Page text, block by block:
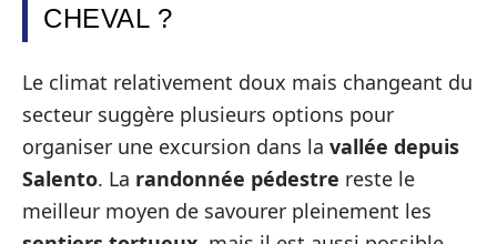
CHEVAL ?
Le climat relativement doux mais changeant du
secteur suggère plusieurs options pour
organiser une excursion dans la vallée depuis
Salento. La randonnée pédestre reste le
meilleur moyen de savourer pleinement les